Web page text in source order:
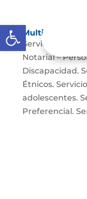
Abrir barra de
Multimedia
Servicio
Notarial –
Discapacidad.
Étnicos.
adolescentes.
Preferencial.